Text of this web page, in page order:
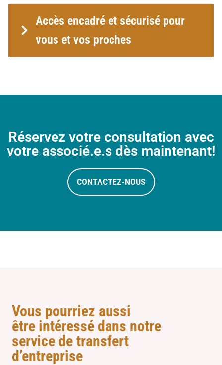
Accès encadré et sécurisé pour
vous et vos proches
Réservez votre consultation avec
votre associé.e.s dès maintenant!
CONTACTEZ-NOUS
Vous pourriez aussi
être intéressé dans notre
service de transfert
d’entreprise